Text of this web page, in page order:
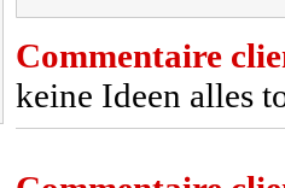
Commentaire
keine Ideen alles